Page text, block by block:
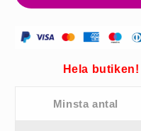
Hela
Minsta antal